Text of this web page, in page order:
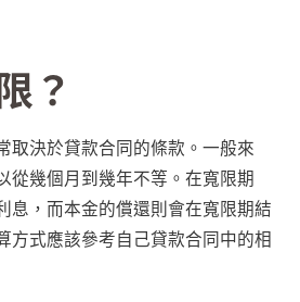
？
取決於貸款合同的條款。一般來
從幾個月到幾年不等。在寬限期
息，而本金的償還則會在寬限期結
方式應該參考自己貸款合同中的相